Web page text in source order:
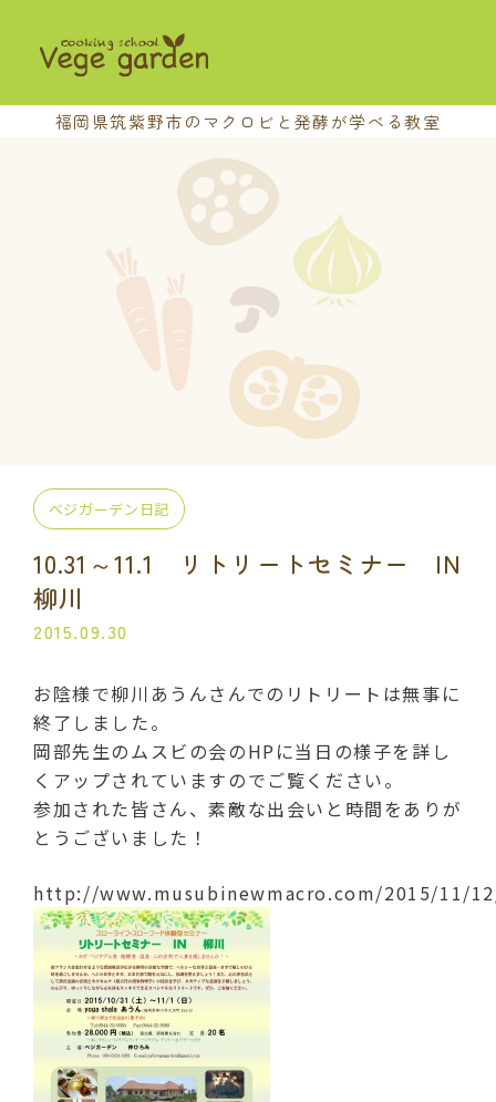
福岡県筑紫野市のマクロビと発酵が学べる教室
教室の特長
中級講座
上級講座
プライベート講座
コラボ・イベント
当日の流れ
BLOG
よくある質問
ご利用規約
プライバシーポリシー
申込・お問い合わせ
070-2013-1969
（受付時間：9:00〜17:00）
LINE友達登録はこちら
ベジガーデン日記
10.31～11.1 リトリートセミナー IN
柳川
2015.09.30
お陰様で柳川あうんさんでのリトリートは無事に
終了しました。
岡部先生のムスビの会のHPに当日の様子を詳し
くアップされていますのでご覧ください。
参加された皆さん、素敵な出会いと時間をありが
とうございました！
http://www.musubinewmacro.com/2015/11/12/